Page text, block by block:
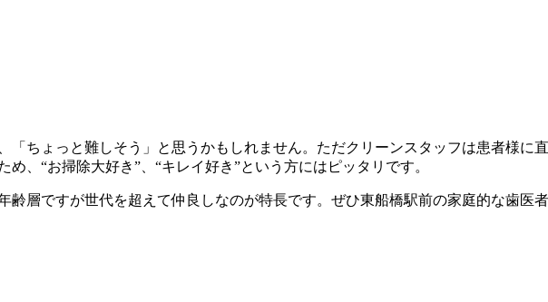
「ちょっと難しそう」と思うかもしれません。ただクリーンスタッフは患者様に
、“お掃除大好き”、“キレイ好き”という方にはピッタリです。
齢層ですが世代を超えて仲良しなのが特長です。ぜひ東船橋駅前の家庭的な歯